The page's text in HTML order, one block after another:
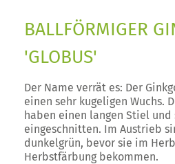
BALLFÖRMIGER
'GLOBUS'
Der Name verrät es: Der
einen sehr kugeligen Wuchs.
haben einen langen Stiel und
eingeschnitten. Im Austrieb
dunkelgrün, bevor sie im
Herbstfärbung bekommen.